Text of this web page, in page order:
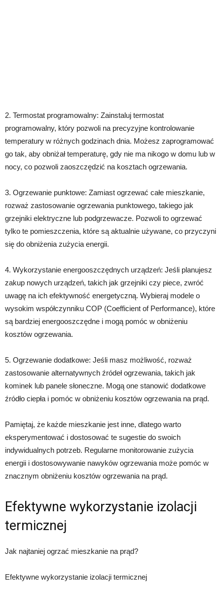
2. Termostat programowalny: Zainstaluj termostat
programowalny, który pozwoli na precyzyjne kontrolowanie
temperatury w różnych godzinach dnia. Możesz zaprogramować
go tak, aby obniżał temperaturę, gdy nie ma nikogo w domu lub w
nocy, co pozwoli zaoszczędzić na kosztach ogrzewania.
3. Ogrzewanie punktowe: Zamiast ogrzewać całe mieszkanie,
rozważ zastosowanie ogrzewania punktowego, takiego jak
grzejniki elektryczne lub podgrzewacze. Pozwoli to ogrzewać
tylko te pomieszczenia, które są aktualnie używane, co przyczyni
się do obniżenia zużycia energii.
4. Wykorzystanie energooszczędnych urządzeń: Jeśli planujesz
zakup nowych urządzeń, takich jak grzejniki czy piece, zwróć
uwagę na ich efektywność energetyczną. Wybieraj modele o
wysokim współczynniku COP (Coefficient of Performance), które
są bardziej energooszczędne i mogą pomóc w obniżeniu
kosztów ogrzewania.
5. Ogrzewanie dodatkowe: Jeśli masz możliwość, rozważ
zastosowanie alternatywnych źródeł ogrzewania, takich jak
kominek lub panele słoneczne. Mogą one stanowić dodatkowe
źródło ciepła i pomóc w obniżeniu kosztów ogrzewania na prąd.
Pamiętaj, że każde mieszkanie jest inne, dlatego warto
eksperymentować i dostosować te sugestie do swoich
indywidualnych potrzeb. Regularne monitorowanie zużycia
energii i dostosowywanie nawyków ogrzewania może pomóc w
znacznym obniżeniu kosztów ogrzewania na prąd.
Efektywne wykorzystanie izolacji
termicznej
Jak najtaniej ogrzać mieszkanie na prąd?
Efektywne wykorzystanie izolacji termicznej